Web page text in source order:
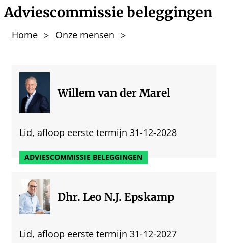
Adviescommissie beleggingen
Home Onze mensen
Willem van der Marel
Lid, afloop eerste termijn 31-12-2028
ADVIESCOMMISSIE BELEGGINGEN
Dhr. Leo N.J. Epskamp
Lid, afloop eerste termijn 31-12-2027